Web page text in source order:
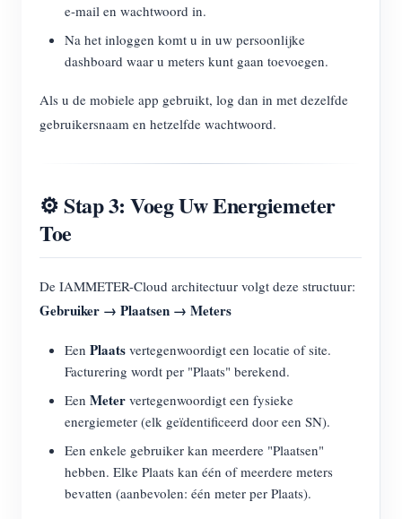
e-mail en wachtwoord in.
Na het inloggen komt u in uw persoonlijke
dashboard waar u meters kunt gaan toevoegen.
Als u de mobiele app gebruikt, log dan in met dezelfde
gebruikersnaam en hetzelfde wachtwoord.
⚙️ Stap 3: Voeg Uw Energiemeter
Toe
De IAMMETER-Cloud architectuur volgt deze structuur:
Gebruiker → Plaatsen → Meters
Een Plaats vertegenwoordigt een locatie of site.
Facturering wordt per "Plaats" berekend.
Een Meter vertegenwoordigt een fysieke
energiemeter (elk geïdentificeerd door een SN).
Een enkele gebruiker kan meerdere "Plaatsen"
hebben. Elke Plaats kan één of meerdere meters
bevatten (aanbevolen: één meter per Plaats).